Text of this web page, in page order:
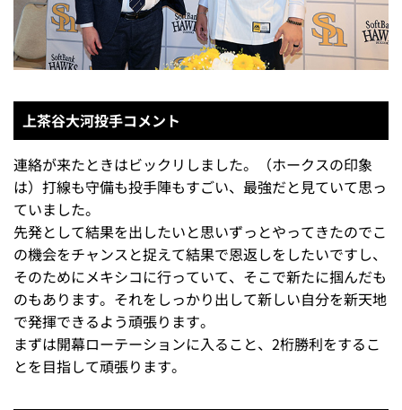
上茶谷大河投手コメント
連絡が来たときはビックリしました。（ホークスの印象
は）打線も守備も投手陣もすごい、最強だと見ていて思っ
ていました。
先発として結果を出したいと思いずっとやってきたのでこ
の機会をチャンスと捉えて結果で恩返しをしたいですし、
そのためにメキシコに行っていて、そこで新たに掴んだも
のもあります。それをしっかり出して新しい自分を新天地
で発揮できるよう頑張ります。
まずは開幕ローテーションに入ること、2桁勝利をするこ
とを目指して頑張ります。